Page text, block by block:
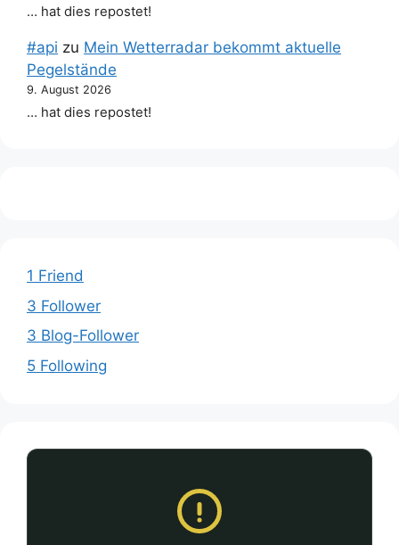
… hat dies repostet!
#api zu Mein Wetterradar bekommt aktuelle
Pegelstände
9. August 2026
… hat dies repostet!
1 Friend
3 Follower
3 Blog-Follower
5 Following